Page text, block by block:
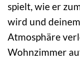
spielt, wie er
wird und
Atmosphäre
Wohnzimmer